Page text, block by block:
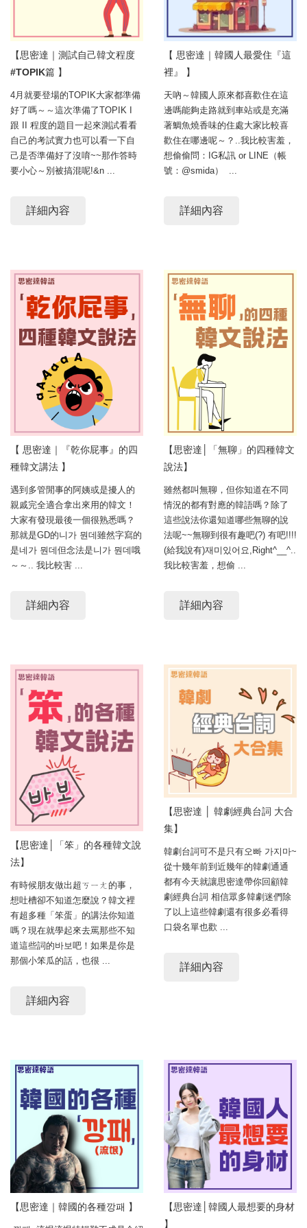
【思密達｜測試自己韓文程度
#TOPIK篇 】
4月就要登場的TOPIK大家都準備
好了嗎～～這次準備了TOPIK I
跟 II 程度的題目一起來測試看看
自己的考試實力也可以看一下自
己是否準備好了沒唷~~那作答時
要小心～別被搞混呢!&n ...
詳細內容
【 思密達｜韓國人最愛住『這
裡』 】
天吶～韓國人原來都喜歡住在這
邊嗎能夠走路就到車站或是充滿
著鯛魚燒香味的住處大家比較喜
歡住在哪邊呢～？..我比較害羞，
想偷偷問：IG私訊 or LINE（帳
號：@smida） ...
詳細內容
【 思密達｜『乾你屁事』的四
種韓文講法 】⠀
遇到多管閒事的阿姨或是擾人的
親戚完全適合拿出來用的韓文！
大家有發現最後一個很熟悉嗎？
那就是GD的니가 뭔데雖然字寫的
是네가 뭔데但念法是니가 뭔데哦
～～.. 我比較害 ...
詳細內容
【思密達│「無聊」的四種韓文
說法】
雖然都叫無聊，但你知道在不同
情況的都有對應的韓語嗎？除了
這些說法你還知道哪些無聊的說
法呢~~無聊到很有趣吧(?) 有吧!!!!
(給我說有)재미있어요,Right^__^..
我比較害羞，想偷 ...
詳細內容
【思密達│「笨」的各種韓文說
法】
有時候朋友做出超ㄎㄧㄤ的事，
想吐槽卻不知道怎麼說？韓文裡
有超多種「笨蛋」的講法你知道
嗎？現在就學起來去罵那些不知
道這些詞的바보吧！如果是你是
那個小笨瓜的話，也很 ...
詳細內容
【思密達 │ 韓劇經典台詞 大合
集】
韓劇台詞可不是只有오빠 가지마~
從十幾年前到近幾年的韓劇通通
都有今天就讓思密達帶你回顧韓
劇經典台詞 相信眾多韓劇迷們除
了以上這些韓劇還有很多必看得
口袋名單也歡 ...
詳細內容
【思密達｜韓國的各種깡패 】
【思密達│韓國人最想要的身材
】